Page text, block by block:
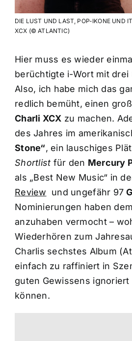
DIE LUST UND LAST, POP-IKONE UND
XCX (© ATLANTIC)
Hier muss es wieder
berüchtigte i-Wort mit drei
Also, ich habe mich das
redlich bemüht, einen
Charli XCX zu machen.
des Jahres im
Stone“, ein lauschiges
Shortlist für den Mercury
als „Best New Music“ in
Review und ungefähr 97
Nominierungen haben
anzuhaben vermocht –
Wiederhören zum
Charlis sechstes Album
einfach zu raffiniert in
guten Gewissens
können.